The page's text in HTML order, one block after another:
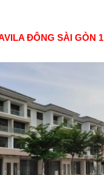
ĐÔNG SÀI GÒN 1